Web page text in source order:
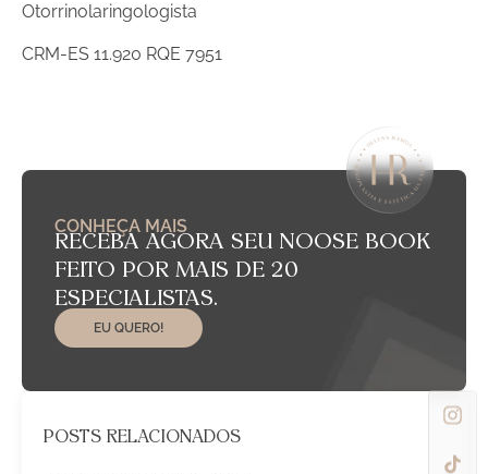
Otorrinolaringologista
CRM-ES 11.920 RQE 7951
CONHEÇA MAIS
RECEBA AGORA SEU NOOSE BOOK
FEITO POR MAIS DE 20
ESPECIALISTAS.
EU QUERO!
POSTS RELACIONADOS